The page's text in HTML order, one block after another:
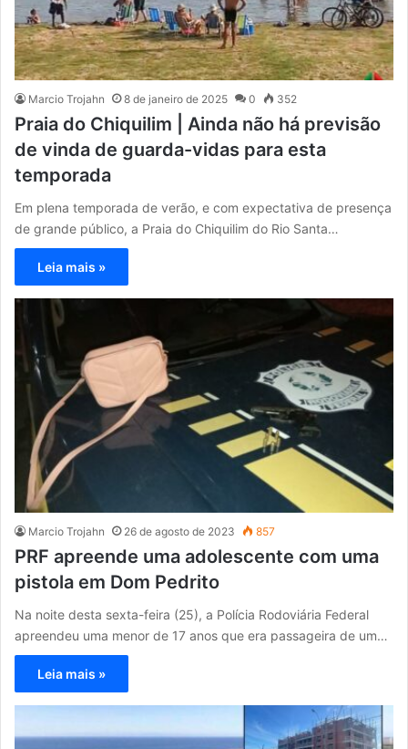
Marcio Trojahn 8 de janeiro de 2025 0 352
Praia do Chiquilim | Ainda não há previsão
de vinda de guarda-vidas para esta
temporada
Em plena temporada de verão, e com expectativa de presença
de grande público, a Praia do Chiquilim do Rio Santa…
Leia mais »
Marcio Trojahn 26 de agosto de 2023 857
PRF apreende uma adolescente com uma
pistola em Dom Pedrito
Na noite desta sexta-feira (25), a Polícia Rodoviária Federal
apreendeu uma menor de 17 anos que era passageira de um…
Leia mais »